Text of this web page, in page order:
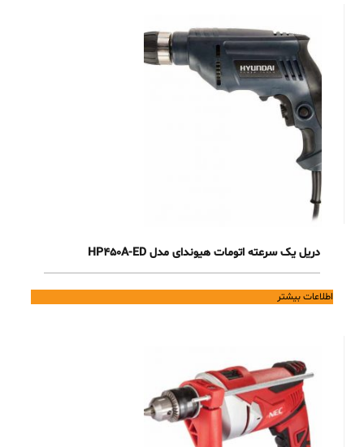
دریل یک سرعته اتومات هیوندای مدل HP450A-ED
اطلاعات بیشتر